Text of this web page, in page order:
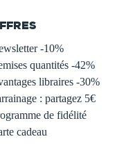
-10%
quantités -42%
libraires -30%
: partagez 5€
de fidélité
cadeau